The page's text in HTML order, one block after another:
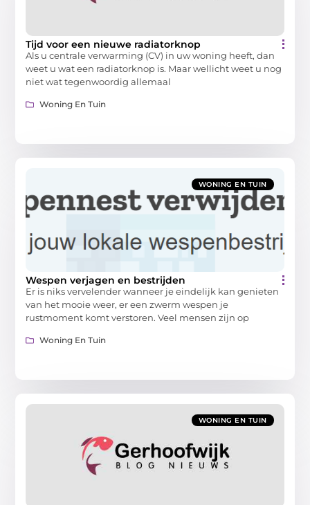
Tijd voor een nieuwe radiatorknop
Als u centrale verwarming (CV) in uw woning heeft, dan
weet u wat een radiatorknop is. Maar wellicht weet u nog
niet wat tegenwoordig allemaal
Woning En Tuin
WONING EN TUIN
Wespen verjagen en bestrijden
Er is niks vervelender wanneer je eindelijk kan genieten
van het mooie weer, er een zwerm wespen je
rustmoment komt verstoren. Veel mensen zijn op
Woning En Tuin
WONING EN TUIN